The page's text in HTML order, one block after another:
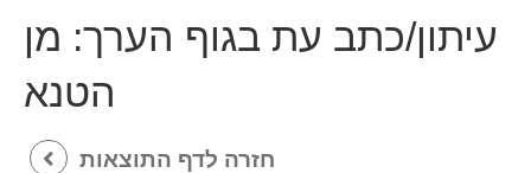
עיתון/כתב עת בגוף הערך: מן
הטנא
חזרה לדף התוצאות